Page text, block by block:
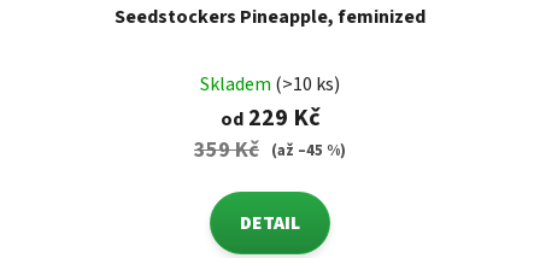
Seedstockers Pineapple, feminized
Skladem (>10 ks)
od229 Kč
359 Kč (až –45 %)
DETAIL